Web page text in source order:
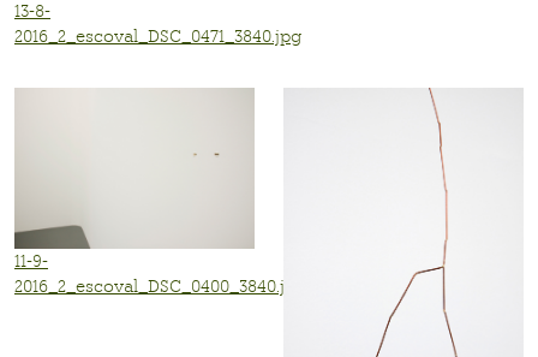
13-8-
2016_2_escoval_DSC_0471_3840.jpg
11-9-
2016_2_escoval_DSC_0400_3840.jpg